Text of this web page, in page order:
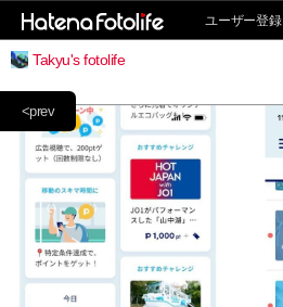
ユーザー登録
Takyu's fotolife
<prev